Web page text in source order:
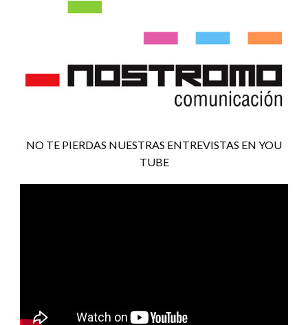
NO TE PIERDAS NUESTRAS ENTREVISTAS EN YOU
TUBE